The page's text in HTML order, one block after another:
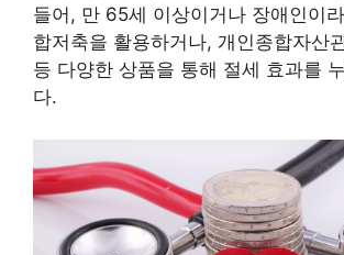
들어, 만 65세 이상이거나 장애인이
합저축을 활용하거나, 개인종합자산
등 다양한 상품을 통해 절세 효과를
다.